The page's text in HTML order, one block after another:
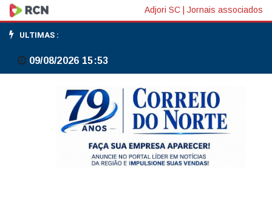
Brasil
não
vai
abandonar
Adjori SC Jornais associados
ULTIMAS :
09/08/2026 15:53